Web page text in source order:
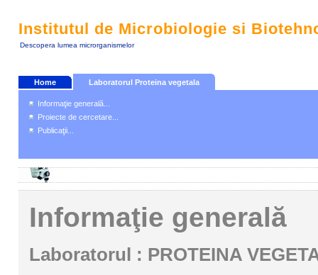
Institutul de Microbiologie si
Descopera lumea microrganismelor
Home Laboratorul Proteina vegetala
Informaţie generală...
Proiecte de cercetare...
Publicaţii...
Informaţie generală
Laboratorul : PROTEINA